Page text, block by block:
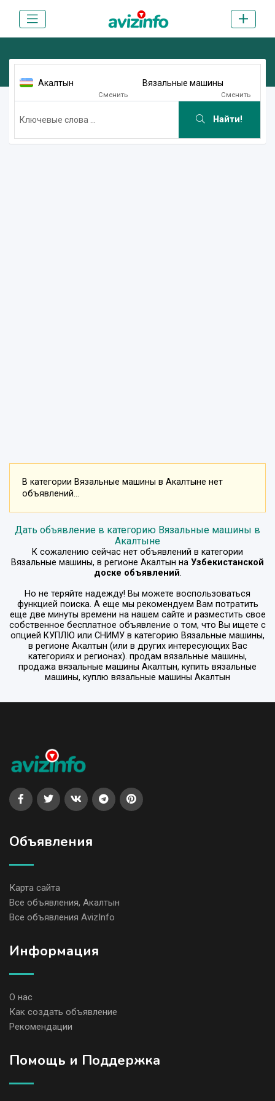
Акалтын
Сменить
Вязальные машины
Сменить
Найти!
В категории Вязальные машины в Акалтыне нет
объявлений...
Дать объявление в категорию Вязальные машины в
Акалтыне
К сожалению сейчас нет объявлений в категории
Вязальные машины, в регионе Акалтын на Узбекистанской
доске объявлений.
Но не теряйте надежду! Вы можете воспользоваться
функцией поиска. А еще мы рекомендуем Вам потратить
еще две минуты времени на нашем сайте и разместить свое
собственное бесплатное объявление о том, что Вы ищете с
опцией КУПЛЮ или СНИМУ в категорию Вязальные машины,
в регионе Акалтын (или в других интересующих Вас
категориях и регионах). продам вязальные машины,
продажа вязальные машины Акалтын, купить вязальные
машины, куплю вязальные машины Акалтын
Объявления
Карта сайта
Все объявления, Акалтын
Все объявления AvizInfo
Информация
О нас
Как создать объявление
Рекомендации
Помощь и Поддержка